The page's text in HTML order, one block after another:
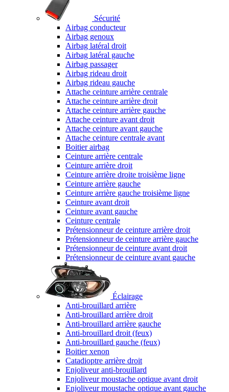
Sécurité
Airbag conducteur
Airbag genoux
Airbag latéral droit
Airbag latéral gauche
Airbag passager
Airbag rideau droit
Airbag rideau gauche
Attache ceinture arrière centrale
Attache ceinture arrière droit
Attache ceinture arrière gauche
Attache ceinture avant droit
Attache ceinture avant gauche
Attache ceinture centrale avant
Boitier airbag
Ceinture arrière centrale
Ceinture arrière droit
Ceinture arrière droite troisième ligne
Ceinture arrière gauche
Ceinture arrière gauche troisième ligne
Ceinture avant droit
Ceinture avant gauche
Ceinture centrale
Prétensionneur de ceinture arrière droit
Prétensionneur de ceinture arrière gauche
Prétensionneur de ceinture avant droit
Prétensionneur de ceinture avant gauche
Éclairage
Anti-brouillard arrière
Anti-brouillard arrière droit
Anti-brouillard arrière gauche
Anti-brouillard droit (feux)
Anti-brouillard gauche (feux)
Boitier xenon
Catadioptre arrière droit
Enjoliveur anti-brouillard
Enjoliveur moustache optique avant droit
Enjoliveur moustache optique avant gauche